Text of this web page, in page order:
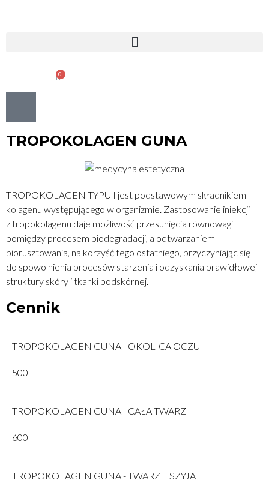
0
TROPOKOLAGEN GUNA
TROPOKOLAGEN TYPU I jest podstawowym składnikiem
kolagenu występującego w organizmie. Zastosowanie iniekcji
z tropokolagenu daje możliwość przesunięcia równowagi
pomiędzy procesem biodegradacji, a odtwarzaniem
biorusztowania, na korzyść tego ostatniego, przyczyniając się
do spowolnienia procesów starzenia i odzyskania prawidłowej
struktury skóry i tkanki podskórnej.
Cennik
TROPOKOLAGEN GUNA - OKOLICA OCZU
500+
TROPOKOLAGEN GUNA - CAŁA TWARZ
600
TROPOKOLAGEN GUNA - TWARZ + SZYJA